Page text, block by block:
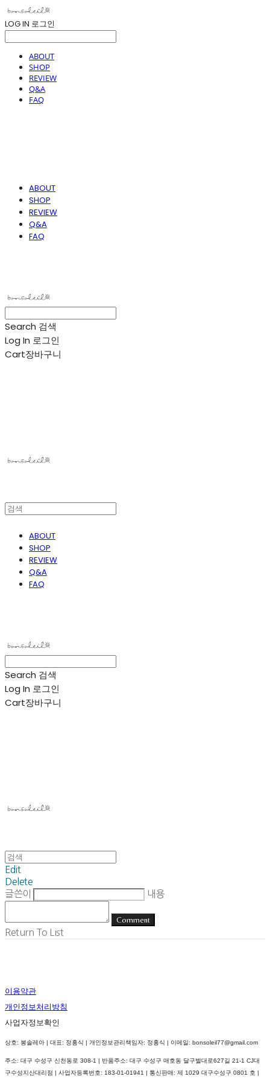
LOG IN 로그인
ABOUT
SHOP
REVIEW
Q&A
FAQ
ABOUT
SHOP
REVIEW
Q&A
FAQ
Search 검색
Log In 로그인
Cart장바구니
ABOUT
SHOP
REVIEW
Q&A
FAQ
Search 검색
Log In 로그인
Cart장바구니
Edit
Delete
글쓴이
내용
Comment
Return To List
이용약관
개인정보처리방침
사업자정보확인
상호: 봉솔레아 | 대표: 정홍식 | 개인정보관리책임자: 정홍식 | 이메일: bonsoleil77@gmail.com
주소: 대구 수성구 신천동로 308-1 | 반품주소: 대구 수성구 매호동 달구벌대로627길 21-1 CJ대
구수성지산대리점 | 사업자등록번호: 183-01-01941 | 통신판매: 제 1029 대구수성구 0801 호 |